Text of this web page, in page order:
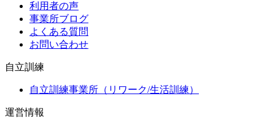
利用者の声
事業所ブログ
よくある質問
お問い合わせ
自立訓練
自立訓練事業所（リワーク/生活訓練）
運営情報